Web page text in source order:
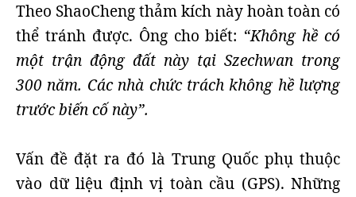
Theo ShaoCheng thảm kích này hoàn toàn có
thể tránh được. Ông cho biết: “Không hề có
một trận động đất này tại Szechwan trong
300 năm. Các nhà chức trách không hề lượng
trước biến cố này”.
Vấn đề đặt ra đó là Trung Quốc phụ thuộc
vào dữ liệu định vị toàn cầu (GPS). Những